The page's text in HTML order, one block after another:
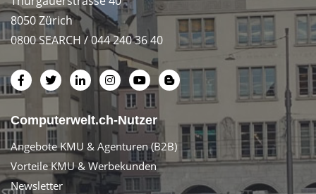
8050 Zürich
0800 SEARCH / 044 240 36 40
Computerwelt.ch-Nutzer
Angebote KMU & Agenturen (B2B)
Vorteile KMU & Werbekunden
Newsletter